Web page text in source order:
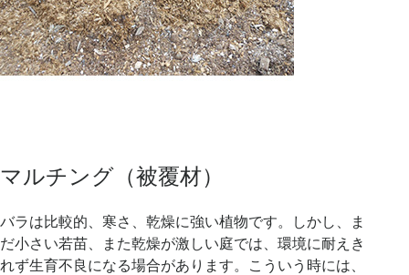
マルチング（被覆材）
バラは比較的、寒さ、乾燥に強い植物です。しかし、ま
だ小さい若苗、また乾燥が激しい庭では、環境に耐えき
れず生育不良になる場合があります。こういう時には、